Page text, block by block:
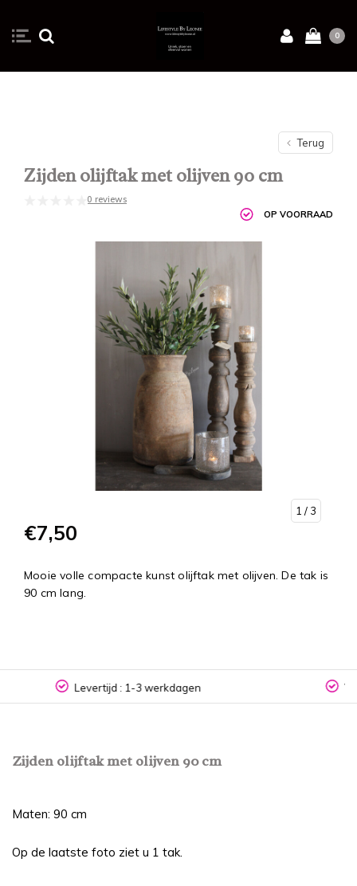
0
Terug
Zijden olijftak met olijven 90 cm
0 reviews
OP VOORRAAD
1 / 3
€7,50
Mooie volle compacte kunst olijftak met olijven. De tak is
90 cm lang.
Vanaf 150,- gratis verzenden binnen NL met PostNL
Zijden olijftak met olijven 90 cm
Maten: 90 cm
Op de laatste foto ziet u 1 tak.